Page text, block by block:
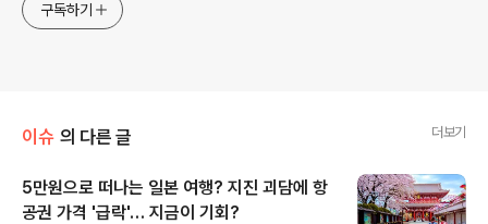
구독하기
이슈 의 다른 글 더보기
5만원으로 떠나는 일본 여행? 지진 괴담에 항
공권 가격 '급락'… 지금이 기회?